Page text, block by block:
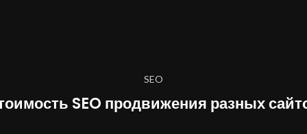
SEO
SEO продвижения разных